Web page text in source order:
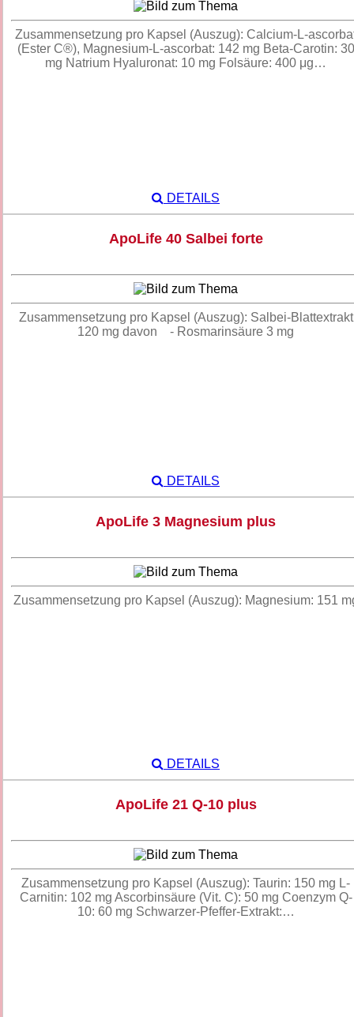
Zusammensetzung pro Kapsel (Auszug): Calcium-L-
(Ester C®), Magnesium-L-ascorbat: 142 mg Beta-Carotin: 30
mg Natrium Hyaluronat: 10 mg Folsäure: 400 μg…
DETAILS
ApoLife 40 Salbei forte
Zusammensetzung pro Kapsel (Auszug): Salbei-Blattextrakt
120 mg davon - Rosmarinsäure 3 mg
DETAILS
ApoLife 3 Magnesium plus
Zusammensetzung pro Kapsel (Auszug): Magnesium: 151
DETAILS
ApoLife 21 Q-10 plus
Zusammensetzung pro Kapsel (Auszug): Taurin: 150 mg L-
Carnitin: 102 mg Ascorbinsäure (Vit. C): 50 mg Coenzym Q-
10: 60 mg Schwarzer-Pfeffer-Extrakt:…